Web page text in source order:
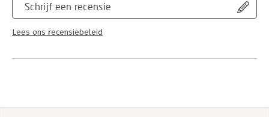
Schrijf een recensie
Lees ons recensiebeleid